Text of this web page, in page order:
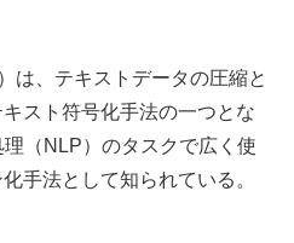
は、テキストデータの圧縮と
スト符号化手法の一つとな
（NLP）のタスクで広く使
手法として知られている。